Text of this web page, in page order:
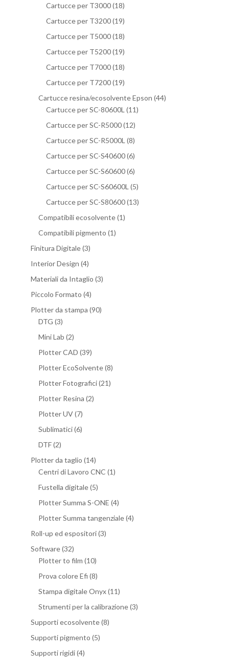
Cartucce per T3000(18)
Cartucce per T3200(19)
Cartucce per T5000(18)
Cartucce per T5200(19)
Cartucce per T7000(18)
Cartucce per T7200(19)
Cartucce resina/ecosolvente Epson (44)
Cartucce per SC-80600L (11)
Cartucce per SC-R5000(12)
Cartucce per SC-R5000L (8)
Cartucce per SC-S40600(6)
Cartucce per SC-S60600(6)
Cartucce per SC-S60600L (5)
Cartucce per SC-S80600(13)
Compatibili ecosolvente(1)
Compatibili pigmento (1)
Finitura Digitale(3)
Interior Design (4)
Materiali da Intaglio (3)
Piccolo Formato (4)
Plotter da stampa (90)
DTG (3)
Mini Lab (2)
Plotter CAD (39)
Plotter EcoSolvente(8)
Plotter Fotografici(21)
Plotter Resina (2)
Plotter UV(7)
Sublimatici(6)
DTF(2)
Plotter da taglio (14)
Centri di Lavoro CNC (1)
Fustella digitale(5)
Plotter Summa S-ONE (4)
Plotter Summa tangenziale(4)
Roll-up ed espositori(3)
Software(32)
Plotter to film (10)
Prova colore Efi (8)
Stampa digitale Onyx(11)
Strumenti per la calibrazione(3)
Supporti ecosolvente(8)
Supporti pigmento (5)
Supporti rigidi(4)